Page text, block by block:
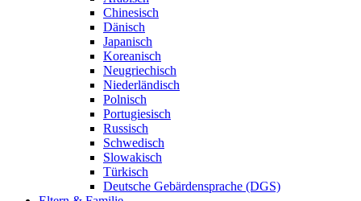
Chinesisch
Dänisch
Japanisch
Koreanisch
Neugriechisch
Niederländisch
Polnisch
Portugiesisch
Russisch
Schwedisch
Slowakisch
Türkisch
Deutsche Gebärdensprache (DGS)